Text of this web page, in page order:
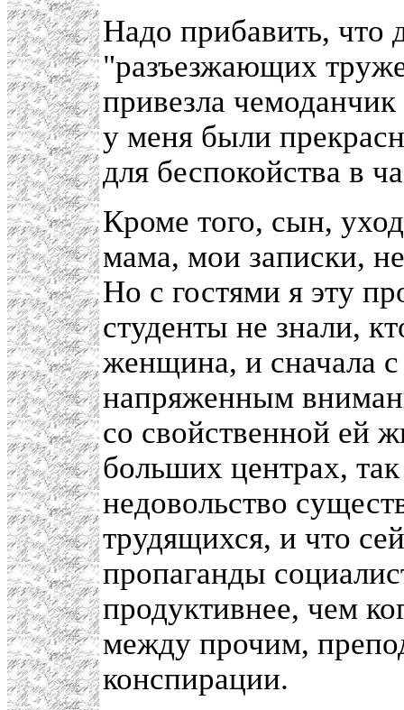
Надо прибавить, что
"разъезжающих
привезла
у меня были
для беспокойства в
Кроме того, сын,
мама, мои записки,
Но с гостями я эту
студенты не знали,
женщина, и сначала
напряженным
со свойственной ей
больших центрах,
недовольство
трудящихся, и что
пропаганды
продуктивнее, чем
между прочим,
конспирации.